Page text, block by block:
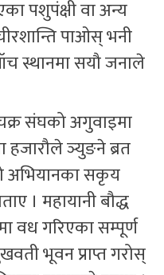
पशुपंक्षी वा अन्य
पाओस् भनी
स्थानमा सयौ जनाले
संघको अगुवाइमा
हजारौले ञ्युङने ब्रत
अभियानका सकृय
। महायानी बौद्ध
वध गरिएका सम्पूर्ण
भूवन प्राप्त गरोस्